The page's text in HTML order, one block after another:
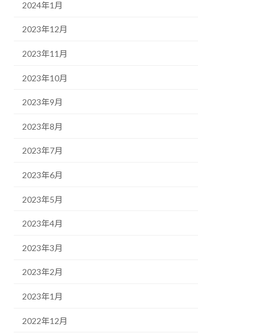
2024年1月
2023年12月
2023年11月
2023年10月
2023年9月
2023年8月
2023年7月
2023年6月
2023年5月
2023年4月
2023年3月
2023年2月
2023年1月
2022年12月